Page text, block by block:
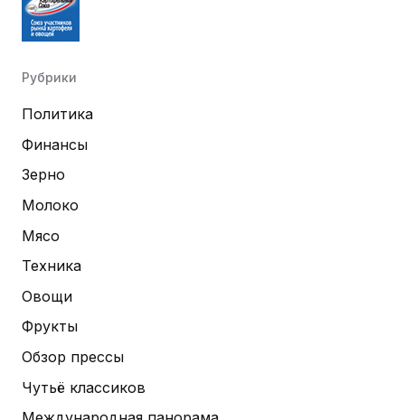
Рубрики
Политика
Финансы
Зерно
Молоко
Мясо
Техника
Овощи
Фрукты
Обзор прессы
Чутьё классиков